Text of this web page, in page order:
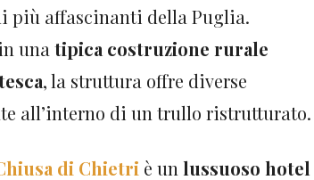
più affascinanti della Puglia.
una tipica costruzione rurale
, la struttura offre diverse
all’interno di un trullo ristrutturato.
di Chietri è un lussuoso hotel